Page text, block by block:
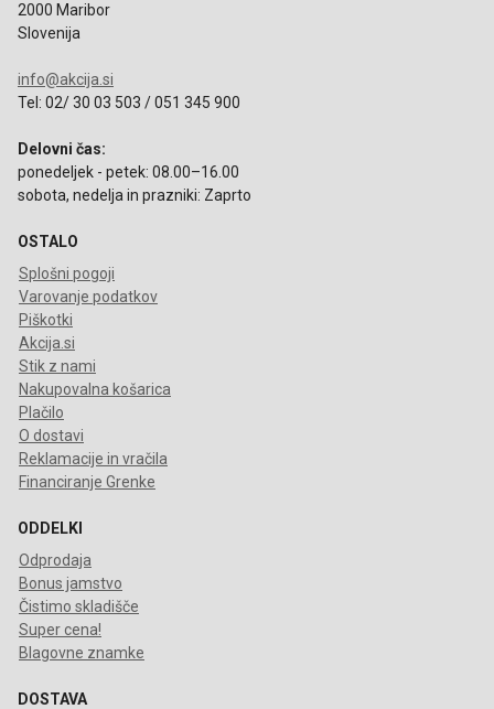
2000 Maribor
Slovenija
info@akcija.si
Tel: 02/ 30 03 503 / 051 345 900
Delovni čas:
ponedeljek - petek: 08.00–16.00
sobota, nedelja in prazniki: Zaprto
OSTALO
Splošni pogoji
Varovanje podatkov
Piškotki
Akcija.si
Stik z nami
Nakupovalna košarica
Plačilo
O dostavi
Reklamacije in vračila
Financiranje Grenke
ODDELKI
Odprodaja
Bonus jamstvo
Čistimo skladišče
Super cena!
Blagovne znamke
DOSTAVA